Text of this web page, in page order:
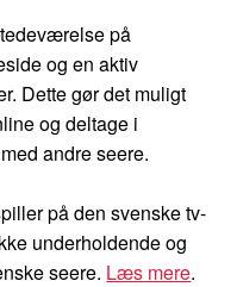
på
og en aktiv
Dette gør det muligt
og deltage i
andre seere.
på den svenske tv-
underholdende og
seere. Læs mere.